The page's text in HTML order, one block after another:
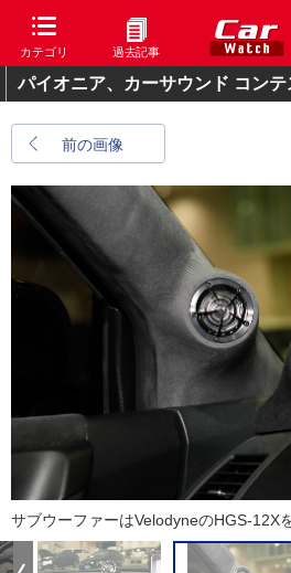
カテゴリ 過去記事
パイオニア、カーサウンド コン
前の画像
サブウーファーはVelodyneのHGS-12X